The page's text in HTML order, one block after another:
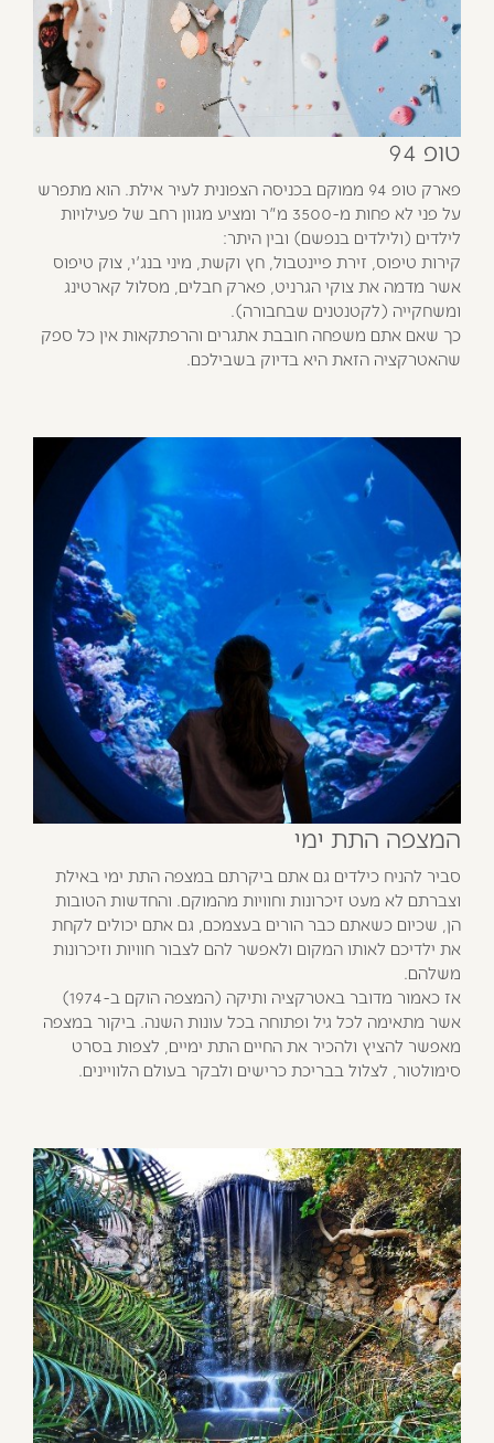
טופ 94
פארק טופ 94 ממוקם בכניסה הצפונית לעיר אילת. הוא מתפרש
על פני לא פחות מ-3500 מ"ר ומציע מגוון רחב של פעילויות
לילדים (ולילדים בנפשם) ובין היתר:
קירות טיפוס, זירת פיינטבול, חץ וקשת, מיני בנג'י, צוק טיפוס
אשר מדמה את צוקי הגרניט, פארק חבלים, מסלול קארטינג
ומשחקייה (לקטנטנים שבחבורה).
כך שאם אתם משפחה חובבת אתגרים והרפתקאות אין כל ספק
שהאטרקציה הזאת היא בדיוק בשבילכם.
המצפה התת ימי
סביר להניח כילדים גם אתם ביקרתם במצפה התת ימי באילת
וצברתם לא מעט זיכרונות וחוויות מהמוקם. והחדשות הטובות
הן, שכיום כשאתם כבר הורים בעצמכם, גם אתם יכולים לקחת
את ילדיכם לאותו המקום ולאפשר להם לצבור חוויות וזיכרונות
משלהם.
אז כאמור מדובר באטרקציה ותיקה (המצפה הוקם ב-1974)
אשר מתאימה לכל גיל ופתוחה בכל עונות השנה. ביקור במצפה
מאפשר להציץ ולהכיר את החיים התת ימיים, לצפות בסרט
סימולטור, לצלול בבריכת כרישים ולבקר בעולם הלוויינים.